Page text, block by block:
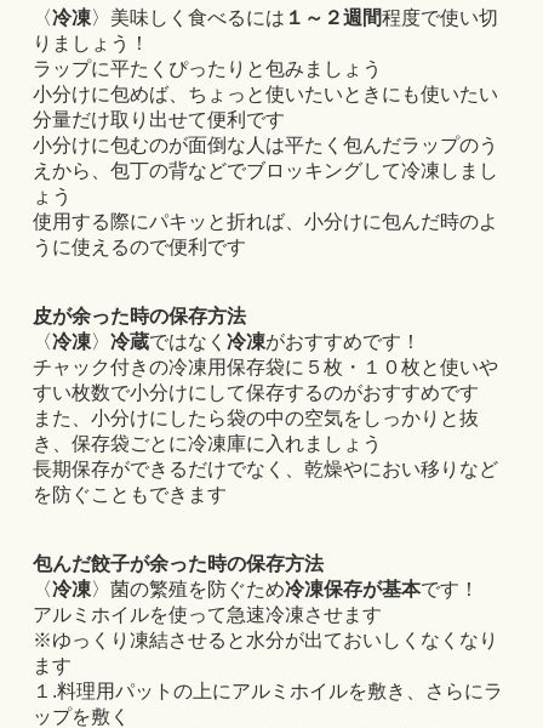
〈冷凍〉美味しく食べるには １～２週間程度で使い切
りましょう！
ラップに平たくぴったりと包みましょう
小分けに包めば、ちょっと使いたいときにも使いたい
分量だけ取り出せて便利です
小分けに包むのが面倒な人は平たく包んだラップのう
えから、包丁の背などでブロッキングして冷凍しまし
ょう
使用する際にパキッと折れば、小分けに包んだ時のよ
うに使えるので便利です
皮が余った時の保存方法
〈冷凍〉 冷蔵ではなく 冷凍がおすすめです！
チャック付きの冷凍用保存袋に５枚・１０枚と使いや
すい枚数で小分けにして保存するのがおすすめです
また、小分けにしたら袋の中の空気をしっかりと抜
き、保存袋ごとに冷凍庫に入れましょう
長期保存ができるだけでなく、乾燥やにおい移りなど
を防ぐこともできます
包んだ餃子が余った時の保存方法
〈冷凍〉菌の繁殖を防ぐため冷凍保存が基本です！
アルミホイルを使って急速冷凍させます
※ゆっくり凍結させると水分が出ておいしくなくなり
ます
１.料理用パットの上にアルミホイルを敷き、さらにラ
ップを敷く